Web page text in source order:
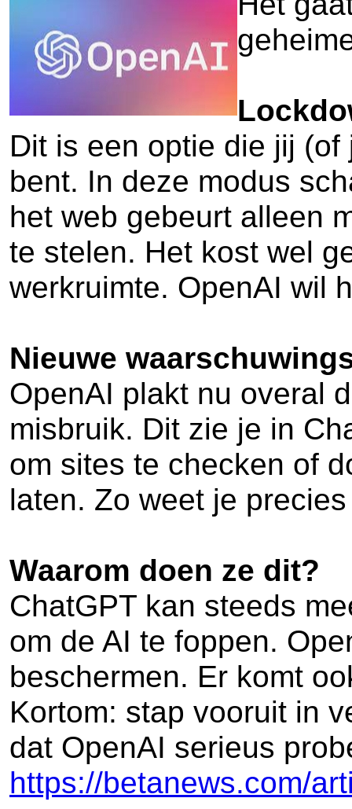
Dit is een optie die jij
bent. In deze modus
het web gebeurt alleen
te stelen. Het kost wel
werkruimte. OpenAI wil
Nieuwe
OpenAI plakt nu overal
misbruik. Dit zie je in
om sites te checken of
laten. Zo weet je
Waarom doen ze dit?
ChatGPT kan steeds
om de AI te foppen.
beschermen. Er komt
Kortom: stap vooruit in
dat OpenAI serieus
https://betanews.com/